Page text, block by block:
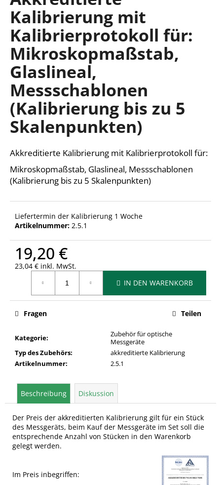
0,0
von
5
Sternen.
Kalibrierung mit
Kalibrierprotokoll für:
Mikroskopmaßstab,
Glaslineal,
Messschablonen
(Kalibrierung bis zu 5
Skalenpunkten)
Akkreditierte Kalibrierung mit Kalibrierprotokoll für:
Mikroskopmaßstab, Glaslineal, Messschablonen
(Kalibrierung bis zu 5 Skalenpunkten)
Liefertermin der Kalibrierung 1 Woche
Artikelnummer: 2.5.1
19,20 €
23,04 € inkl. MwSt.
IN DEN WARENKORB
Kategorie:
Zubehör für optische
Messgeräte
Typ des Zubehörs:
akkreditierte Kalibrierung
Artikelnummer: 2.5.1
Fragen Teilen
Beschreibung Diskussion
Der Preis der akkreditierten Kalibrierung gilt für ein Stück
des Messgeräts, beim Kauf der Messgeräte im Set soll die
entsprechende Anzahl von Stücken in den Warenkorb
gelegt werden.
Im Preis inbegriffen:
SUCHEN
W
r
e
m
p
e
h
l
e
n